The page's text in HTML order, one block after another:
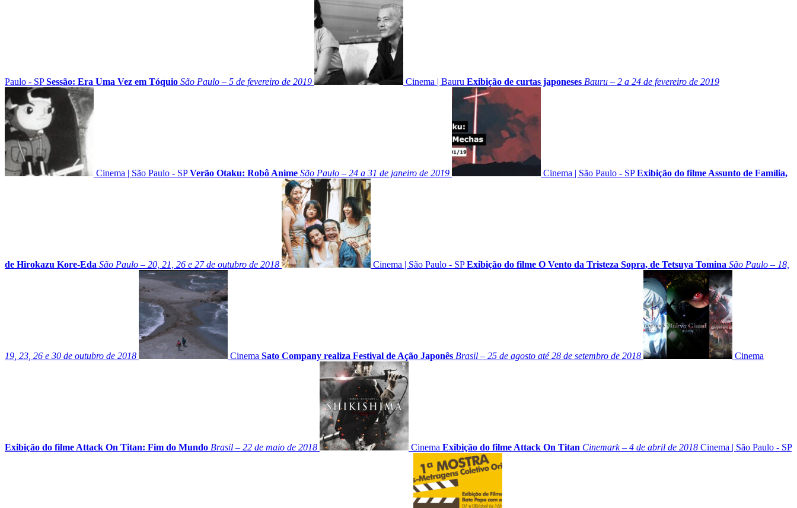
Paulo - SP Sessão: Era Uma Vez em Tóquio São Paulo – 5 de fevereiro de 2019 Cinema | Bauru Exibição de curtas japoneses Bauru – 2 a 24 de fevereiro de 2019
Cinema | São Paulo - SP Verão Otaku: Robô Anime São Paulo – 24 a 31 de janeiro de 2019 Cinema | São Paulo - SP Exibição do filme Assunto de Família,
de Hirokazu Kore-Eda São Paulo – 20, 21, 26 e 27 de outubro de 2018 Cinema | São Paulo - SP Exibição do filme O Vento da Tristeza Sopra, de Tetsuya Tomina São Paulo – 18,
19, 23, 26 e 30 de outubro de 2018 Cinema Sato Company realiza Festival de Ação Japonês Brasil – 25 de agosto até 28 de setembro de 2018 Cinema
Exibição do filme Attack On Titan: Fim do Mundo Brasil – 22 de maio de 2018 Cinema Exibição do filme Attack On Titan Cinemark – 4 de abril de 2018 Cinema | São Paulo - SP